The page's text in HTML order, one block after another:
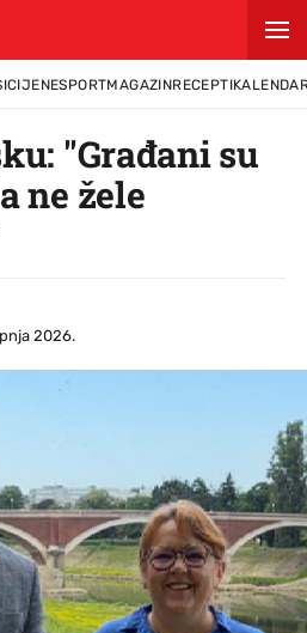
CIJENESPORTMAGAZINRECEPTI
"Građani su
ne žele
2026.